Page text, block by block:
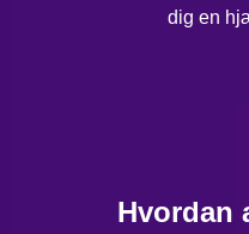
dig en
Hvordan